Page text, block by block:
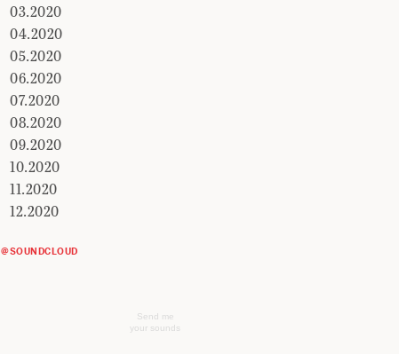
03.2020
04.2020
05.2020
06.2020
07.2020
08.2020
09.2020
10.2020
11.2020
12.2020
@SOUNDCLOUD
Send me
your sounds